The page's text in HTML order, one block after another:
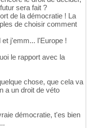
sera fait ?
de la démocratie ! La
de choisir comment
j'emm... l'Europe !
le rapport avec la
chose, que cela va
a un droit de véto
démocratie, t'es bien